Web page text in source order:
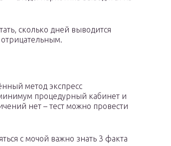
сколько дней выводится
метод экспресс
процедурный кабинет и
нет – тест можно провести
с мочой важно знать 3 факта